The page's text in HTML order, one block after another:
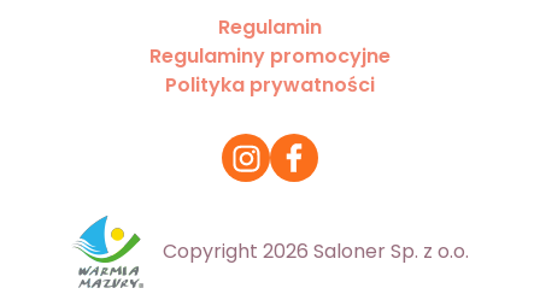
Regulamin
Regulaminy promocyjne
Polityka prywatności
Copyright 2026 Saloner Sp. z o.o.